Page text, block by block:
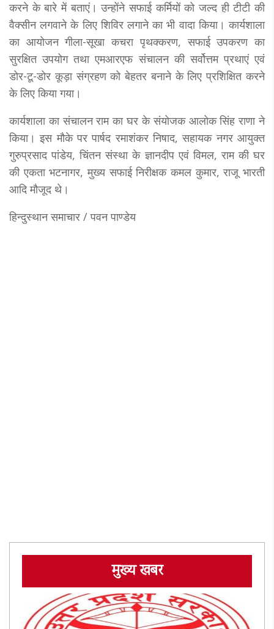
करने के बारे में बताएं। उन्होंने सफाई कर्मियों को जल्द ही टीटी की
वैक्सीन लगवाने के लिए शिविर लगाने का भी वादा किया। कार्यशाला
का आयोजन गीला-सूखा कचरा पृथक्करण, सफाई उपकरण का
सुरक्षित उपयोग तथा एमआरएफ संचालन की सर्वोत्तम प्रथाएं एवं
डोर-टू-डोर कूड़ा संग्रहण को बेहतर बनाने के लिए प्रशिक्षित करने
के लिए किया गया।
कार्यशाला का संचालन राम का घर के संयोजक आलोक सिंह राणा ने
किया। इस मौके पर पार्षद रमाशंकर निषाद, सहायक नगर आयुक्त
गुरुप्रसाद पांडेय, चिंतन संस्था के ज्ञानदीप एवं विमल, राम की घर
की एकता भटनागर, मुख्य सफाई निरीक्षक कमल कुमार, राजू भारती
आदि मौजूद थे।
हिन्दुस्थान समाचार / पवन पाण्डेय
मुख्य खबर